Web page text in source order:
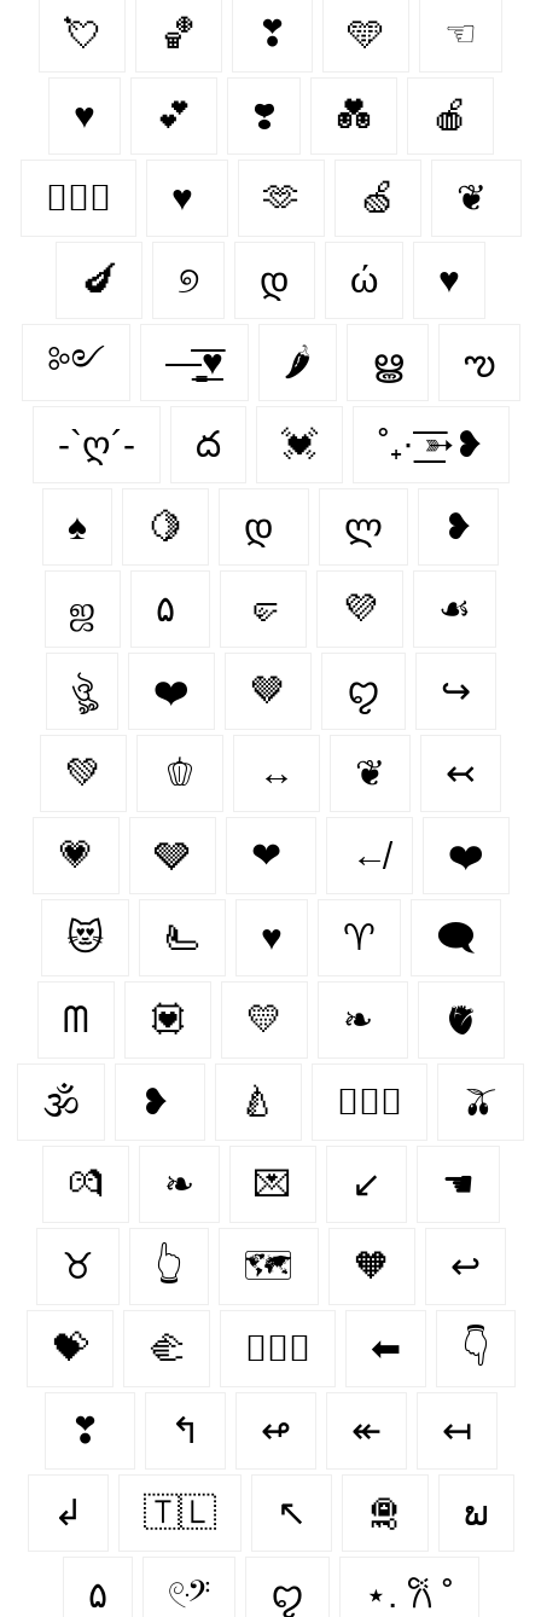
💘 🏀 ❣ 🩵 ☜
♥ 💕 ❣️ 💑 🍎
👩‍❤️‍👨 ♥ 🫶 🍏 ❦
🍆 ୭ დ ώ ♥︎
༻ —̳͟͞͞♥ 🌶 ൠ ఌ︎
-`ღ´- ద 💓 ˚₊· ͟͟͞͞➳❥
♠️ 🍋‍ დ ლ ❥
ஜ ۵ 🤛 💜 ☙
ঔৣ ❤️‍ 🤎 ꨄ ↪
💚 🫑 ↔ ❦ ↢
💗 🩶 ❤ ↚ ❤️
😻 🫷 ♥️ ♈︎ 🗨
ᗰ 💟 💛 ❧ 🫀
🕉 ❥ 🍐 👨‍❤️‍👨 🫒
💏 ❧ 💌 ↙ ☚
♉︎ 👆 🗺️ 🧡 ↩
💝 🫲 👩‍❤️‍👩 ⬅ 👇
❣ ↰ ↫ ↞ ↤
↲ 🇹🇱 ↖ 🛅 ພ
۵ 𓏲ּ𝄢 ꨄ︎ ⋆. 𐙚 ˚